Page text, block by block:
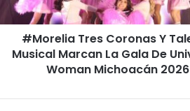
Universal
#Morelia Tres Coronas Y
Musical Marcan La Gala De
Woman Michoacán 2026